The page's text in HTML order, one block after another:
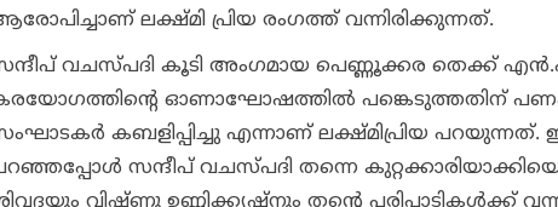
ലക്ഷ്മി പ്രിയ രംഗത്ത് വന്നിരിക്കുന്നത്.
വചസ്പദി കൂടി അംഗമായ പെണ്ണൂക്കര തെക്ക്
ഓണാഘോഷത്തില്‍ പങ്കെടുത്തതിന്
കബളിപ്പിച്ചു എന്നാണ് ലക്ഷ്മിപ്രിയ പറയുന്നത്.
സന്ദീപ് വചസ്പദി തന്നെ
വിഷ്ണു ഉണ്ണിക്കൃഷ്‌നും തന്റെ പരിപാടികള്‍ക്ക്